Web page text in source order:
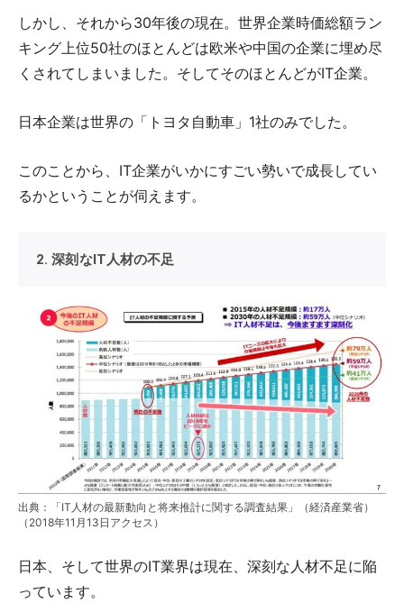
しかし、それから30年後の現在。世界企業時価総額ラン
キング上位50社のほとんどは欧米や中国の企業に埋め尽
くされてしまいました。そしてそのほとんどがIT企業。
日本企業は世界の「トヨタ自動車」1社のみでした。
このことから、IT企業がいかにすごい勢いで成長してい
るかということが伺えます。
2. 深刻なIT人材の不足
出典：「IT人材の最新動向と将来推計に関する調査結果」（経済産業省）
（2018年11月13日アクセス）
日本、そして世界のIT業界は現在、深刻な人材不足に陥
っています。